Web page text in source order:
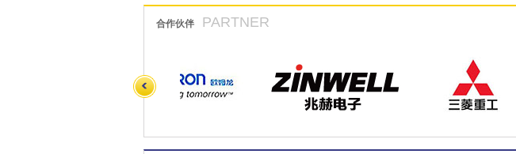
合作伙伴 PARTNER